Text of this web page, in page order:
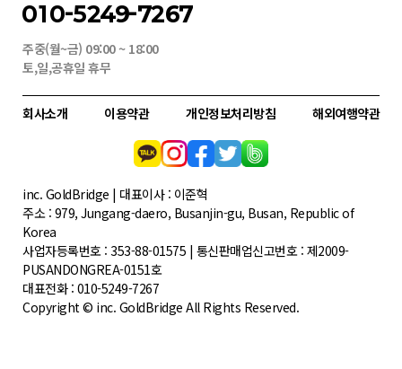
010-5249-7267
주중(월~금) 09:00 ~ 18:00
토,일,공휴일 휴무
회사소개 이용약관 개인정보처리방침 해외여행약관
inc. GoldBridge | 대표이사 : 이준혁
주소 : 979, Jungang-daero, Busanjin-gu, Busan, Republic of
Korea
사업자등록번호 : 353-88-01575 | 통신판매업신고번호 : 제2009-
PUSANDONGREA-0151호
대표전화 : 010-5249-7267
Copyright © inc. GoldBridge All Rights Reserved.